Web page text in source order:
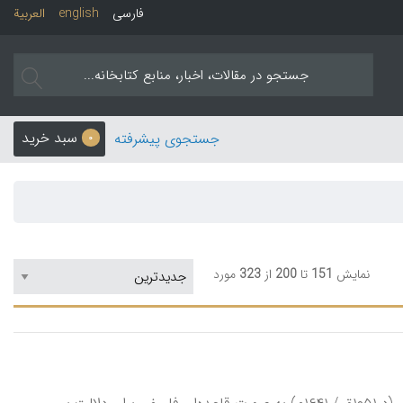
العربیة english فارسی
0 سبد خرید جستجوی پیشرفته
نمایش 151 تا 200 از 323 مورد